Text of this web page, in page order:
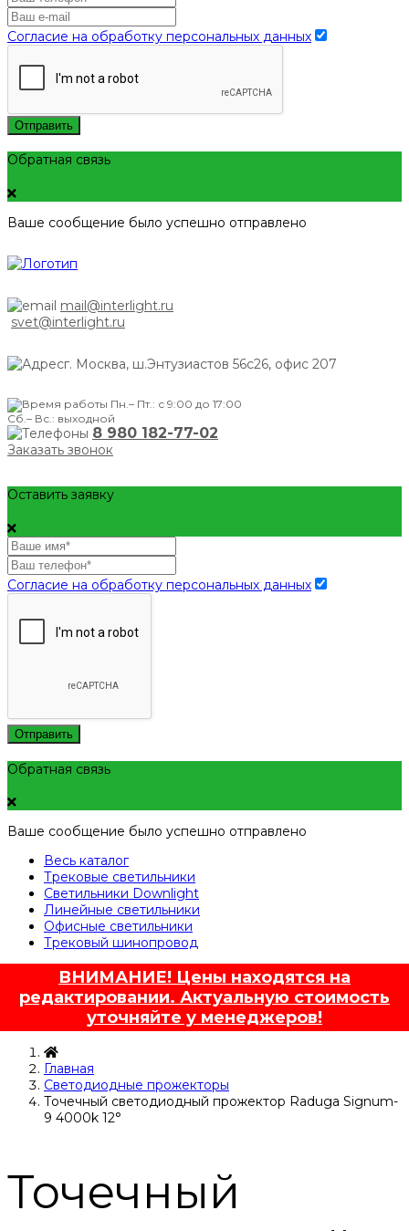
Согласие на обработку персональных данных
Отправить
Обратная связь
Ваше сообщение было успешно отправлено
mail@interlight.ru
svet@interlight.ru
г. Москва, ш.Энтузиастов 56с26, офис 207
Пн.– Пт.: с 9:00 до 17:00
Сб.– Вс.: выходной
8 980 182-77-02
Заказать звонок
Оставить заявку
Согласие на обработку персональных данных
Отправить
Обратная связь
Ваше сообщение было успешно отправлено
Весь каталог
Трековые светильники
Светильники Downlight
Линейные светильники
Офисные светильники
Трековый шинопровод
ВНИМАНИЕ! Цены находятся на
редактировании. Актуальную стоимость
уточняйте у менеджеров!
Главная
Светодиодные прожекторы
Точечный светодиодный прожектор Raduga Signum-
9 4000k 12°
Точечный